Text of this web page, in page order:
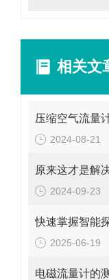
相关文
压缩空气流量
2024-08-21
2024-09-23
2025-06-19
电磁流量计的